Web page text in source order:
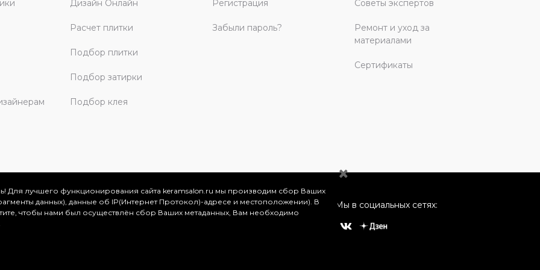
Дизайн Онлайн
Расчет плитки
Подбор плитки
Подбор затирки
Подбор клея
Регистрация
Забыли пароль?
Советы экспертов
Ремонт и уход за
материалами
Сертификаты
и Московской области, 2026
представлена на сайте в ознакомительных целях и ни
определяемой положениями Статьи 437 (2) Гражданского
Мы в социальных сетях:
Для лучшего функционирования сайта keramsalon.ru мы производим сбор Ваших
данных), данные об IP(Интернет Протокол)-адресе и местоположении). В
чтобы нами был осуществлён сбор Ваших метаданных, Вам необходимо